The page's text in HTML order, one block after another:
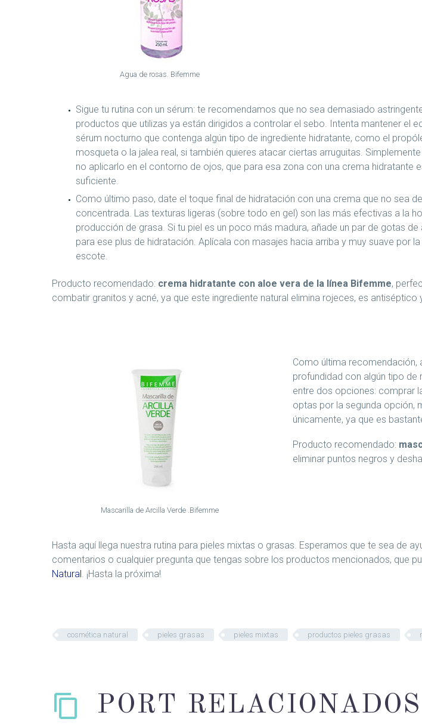
Agua de rosas. Bifemme
Sigue tu rutina con un sérum: te recomendamos que no sea demasiado
productos que utilizas ya están dirigidos a controlar el sebo. Intenta mantener el
sérum nocturno que contenga algún tipo de ingrediente hidratante, como el
mosqueta o la jalea real, si también quieres atacar ciertas arruguitas.
no aplicarlo en el contorno de ojos, que para esa zona con una crema hidratante
suficiente.
Como último paso, date el toque final de hidratación con una crema que no sea
concentrada. Las texturas ligeras (sobre todo en gel) son las más efectivas a la
producción de grasa. Si tu piel es un poco más madura, añade un par de gotas
para ese plus de hidratación. Aplícala con masajes hacia arriba y muy suave por
escote.
Producto recomendado: crema hidratante con aloe vera de la línea Bifemme,
combatir granitos y acné, ya que este ingrediente natural elimina rojeces, es antiséptico
Mascarilla de Arcilla Verde .Bifemme
Como última recomendación,
profundidad con algún tipo de
entre dos opciones: comprar
optas por la segunda opción,
únicamente, ya que es
Producto recomendado:
eliminar puntos negros y
Hasta aquí llega nuestra rutina para pieles mixtas o grasas. Esperamos que te sea de
comentarios o cualquier pregunta que tengas sobre los productos mencionados, que
Natural. ¡Hasta la próxima!
cosmética natural pieles grasas pieles mixtas productos pieles grasas
PORT RELACIONADOS